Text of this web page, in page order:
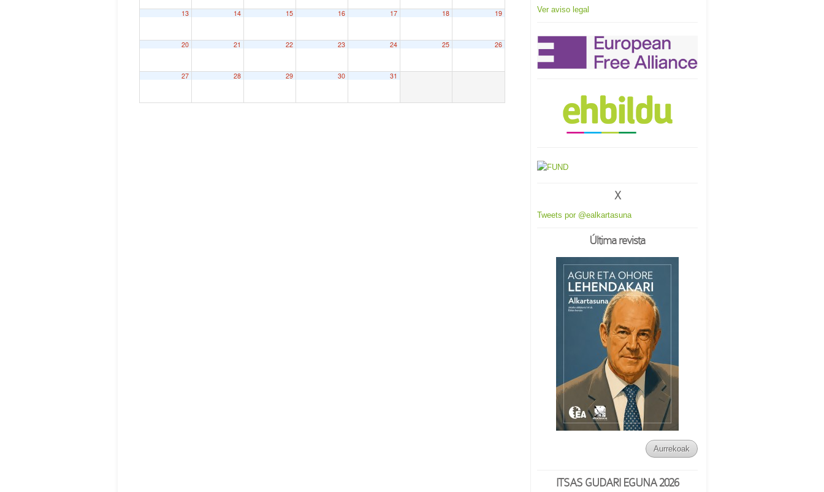
13 14 15 16 17 18 19
20 21 22 23 24 25 26
27 28 29 30 31
Ver aviso legal
X
Tweets por @ealkartasuna
Última revista
Aurrekoak
ITSAS GUDARI EGUNA 2026